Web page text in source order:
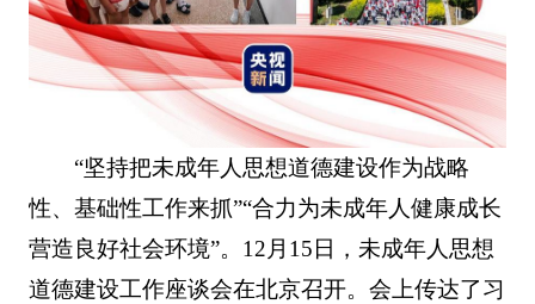
“坚持把未成年人思想道德建设作为战略
性、基础性工作来抓”“合力为未成年人健康成长
营造良好社会环境”。12月15日，未成年人思想
道德建设工作座谈会在北京召开。会上传达了习